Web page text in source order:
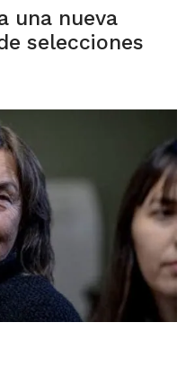
una nueva
selecciones